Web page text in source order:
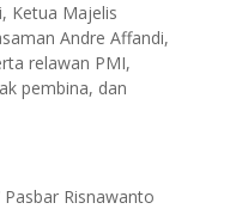
Ketua Majelis
Andre Affandi,
relawan PMI,
pembina, dan
Risnawanto